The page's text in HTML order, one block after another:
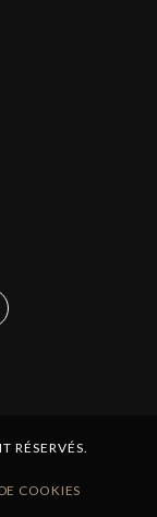
RÉSERVÉS.
COOKIES